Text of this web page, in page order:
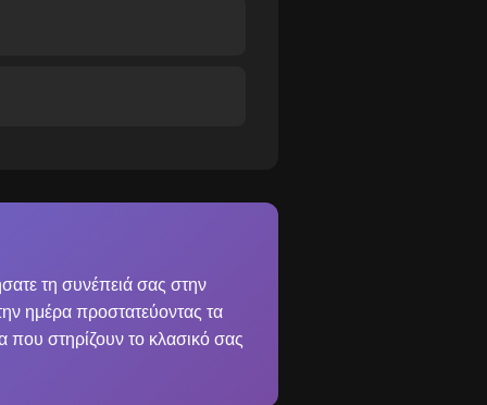
τη συνέπειά σας στην
ημέρα προστατεύοντας τα
που στηρίζουν το κλασικό σας